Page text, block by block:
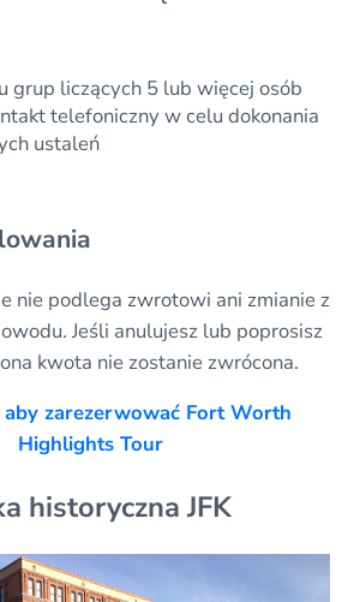
grup liczących 5 lub więcej osób
telefoniczny w celu dokonania
ustaleń
nie podlega zwrotowi ani zmianie z
Jeśli anulujesz lub poprosisz
kwota nie zostanie zwrócona.
zarezerwować Fort Worth
Highlights Tour
historyczna JFK